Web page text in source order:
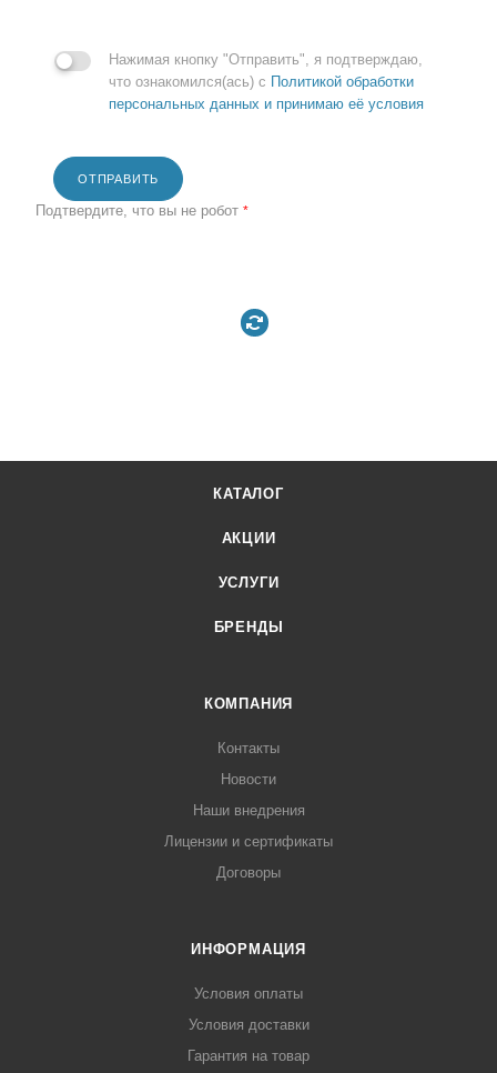
Нажимая кнопку "Отправить", я подтверждаю,
что ознакомился(ась) с Политикой обработки
персональных данных и принимаю её условия
ОТПРАВИТЬ
Подтвердите, что вы не робот *
КАТАЛОГ
АКЦИИ
УСЛУГИ
БРЕНДЫ
КОМПАНИЯ
Контакты
Новости
Наши внедрения
Лицензии и сертификаты
Договоры
ИНФОРМАЦИЯ
Условия оплаты
Условия доставки
Гарантия на товар